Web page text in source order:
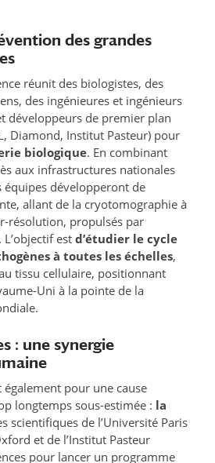
des grandes
réunit des biologistes, des
des ingénieures et ingénieurs
développeurs de premier plan
Diamond, Institut Pasteur) pour
biologique. En combinant
aux infrastructures nationales
équipes développeront de
allant de la cryotomographie à
résolution, propulsés par
est d’étudier le cycle
à toutes les échelles,
tissu cellulaire, positionnant
Uni à la pointe de la
: une synergie
pour une cause
longtemps sous-estimée : la
scientifiques de l’Université Paris
et de l’Institut Pasteur
pour lancer un programme